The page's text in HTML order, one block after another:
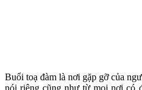
Buổi toạ đàm là nơi gặp gỡ của
nói riêng cũng như từ mọi nơi có